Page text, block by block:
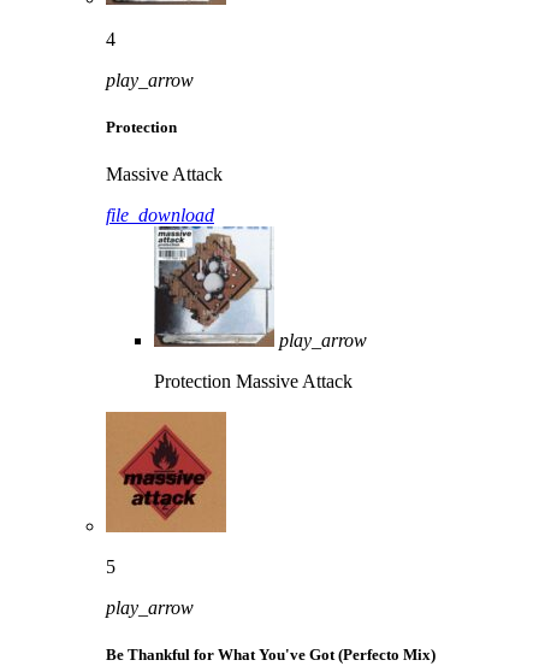
4
play_arrow
Protection
Massive Attack
file_download
play_arrow
Protection Massive Attack
5
play_arrow
Be Thankful for What You've Got (Perfecto Mix)